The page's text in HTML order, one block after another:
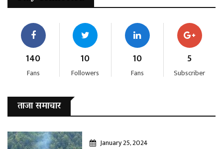
140
Fans
10
Followers
10
Fans
5
Subscriber
ताजा समाचार
January 25, 2024